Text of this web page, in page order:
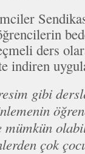
öğrencilerin
ders
indiren
gibi
çok